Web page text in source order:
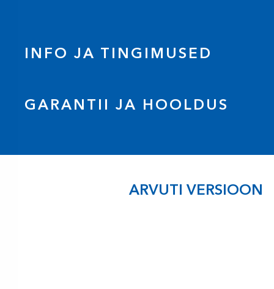
INFO JA TINGIMUSED
GARANTII JA HOOLDUS
ARVUTI VERSIOON